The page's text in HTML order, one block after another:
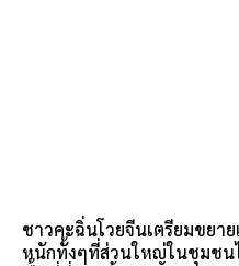
ชาวคะฉิ่นโวยจีนเตรียมขยา
หนักทั้งๆที่ส่วนใหญ่ในชุมชน